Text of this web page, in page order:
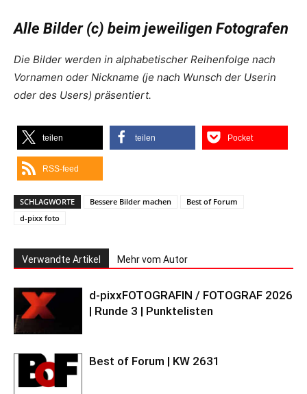
Alle Bilder (c) beim jeweiligen Fotografen
Die Bilder werden in alphabetischer Reihenfolge nach
Vornamen oder Nickname (je nach Wunsch der Userin
oder des Users) präsentiert.
teilen teilen Pocket
RSS-feed
SCHLAGWORTE Bessere Bilder machen
Best of Forum
d-pixx foto
Verwandte Artikel Mehr vom Autor
d-pixxFOTOGRAFIN / FOTOGRAF 2026
| Runde 3 | Punktelisten
Best of Forum | KW 2631